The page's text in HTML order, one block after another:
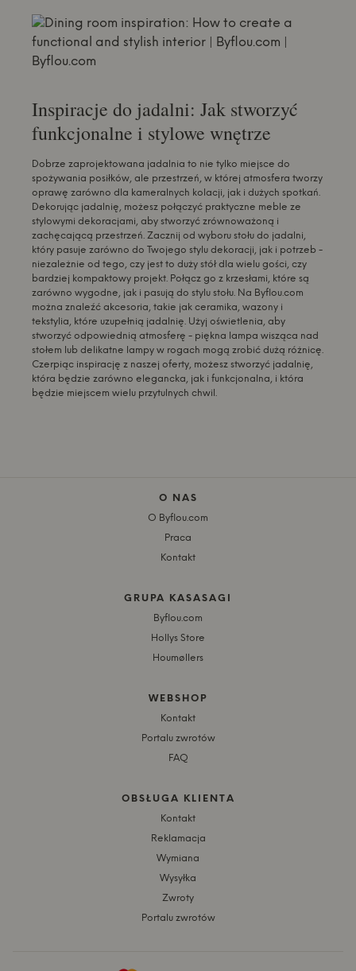
Inspiracje do jadalni: Jak stworzyć
funkcjonalne i stylowe wnętrze
Dobrze zaprojektowana jadalnia to nie tylko miejsce do
spożywania posiłków, ale przestrzeń, w której atmosfera tworzy
oprawę zarówno dla kameralnych kolacji, jak i dużych spotkań.
Dekorując jadalnię, możesz połączyć praktyczne meble ze
stylowymi dekoracjami, aby stworzyć zrównoważoną i
zachęcającą przestrzeń. Zacznij od wyboru stołu do jadalni,
który pasuje zarówno do Twojego stylu dekoracji, jak i potrzeb -
niezależnie od tego, czy jest to duży stół dla wielu gości, czy
bardziej kompaktowy projekt. Połącz go z krzesłami, które są
zarówno wygodne, jak i pasują do stylu stołu. Na Byflou.com
można znaleźć akcesoria, takie jak ceramika, wazony i
tekstylia, które uzupełnią jadalnię. Użyj oświetlenia, aby
stworzyć odpowiednią atmosferę - piękna lampa wisząca nad
stołem lub delikatne lampy w rogach mogą zrobić dużą różnicę.
Czerpiąc inspirację z naszej oferty, możesz stworzyć jadalnię,
która będzie zarówno elegancka, jak i funkcjonalna, i która
będzie miejscem wielu przytulnych chwil.
O NAS
O Byflou.com
Praca
Kontakt
GRUPA KASASAGI
Byflou.com
Hollys Store
Houmøllers
WEBSHOP
Kontakt
Portalu zwrotów
FAQ
OBSŁUGA KLIENTA
Kontakt
Reklamacja
Wymiana
Wysyłka
Zwroty
Portalu zwrotów